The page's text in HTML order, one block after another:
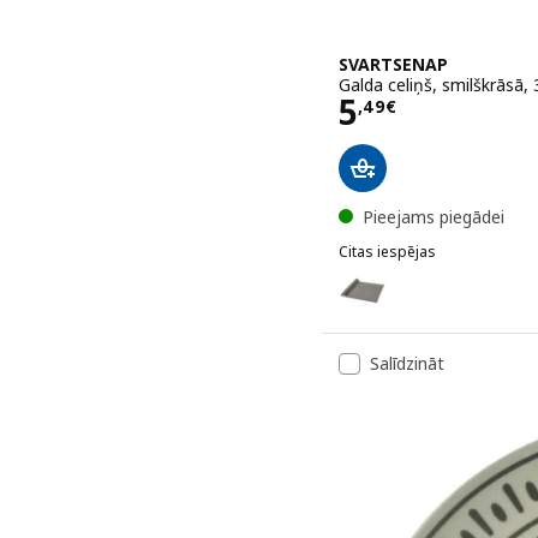
SVARTSENAP
Galda celiņš, smilškrāsā,
5,49€
Cena 5,49€
Pieejams piegādei
Citas iespējas
Variants: SVARTSENAP,
Salīdzināt